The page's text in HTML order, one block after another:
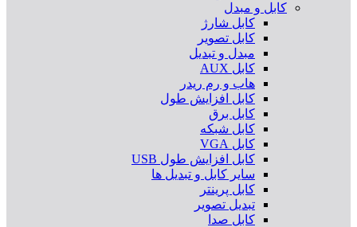
کابل و مبدل
کابل شارژ
کابل تصویر
مبدل و تبدیل
کابل AUX
هاب و رم ریدر
کابل افزایش طول
کابل برق
کابل شبکه
کابل VGA
کابل افزایش طول USB
سایر کابل و تبدیل ها
کابل پرینتر
تبدیل تصویر
کابل صدا